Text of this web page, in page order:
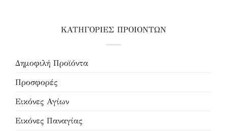
ΚΑΤΗΓΟΡΙΕΣ ΠΡΟΙΟΝΤΩΝ
Δημοφιλή Προϊόντα
Προσφορές
Εικόνες Αγίων
Εικόνες Παναγίας